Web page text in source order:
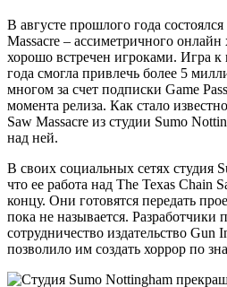
В августе прошлого года
Massacre – ассиметричного
хорошо встречен игроками. Игра к
года смогла привлечь более 5
многом за счет подписки Game
момента релиза. Как стало
Saw Massacre из студии Sumo
над ней.
В своих социальных сетях студия
что ее работа над The Texas Chain
концу. Они готовятся передать
пока не называется. Разработчики
сотрудничество издательство Gun
позволило им создать хоррор по